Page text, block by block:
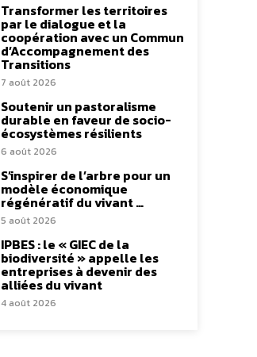
Transformer les territoires
par le dialogue et la
coopération avec un Commun
d’Accompagnement des
Transitions
7 août 2026
Soutenir un pastoralisme
durable en faveur de socio-
écosystèmes résilients
6 août 2026
S’inspirer de l’arbre pour un
modèle économique
régénératif du vivant …
5 août 2026
IPBES : le « GIEC de la
biodiversité » appelle les
entreprises à devenir des
alliées du vivant
4 août 2026